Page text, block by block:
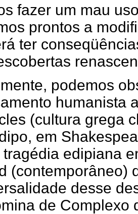
fazer um mau
prontos a
ter
podemos
humanista
(cultura grega
em
tragédia edipiana
(contemporâneo)
desse
de Complexo